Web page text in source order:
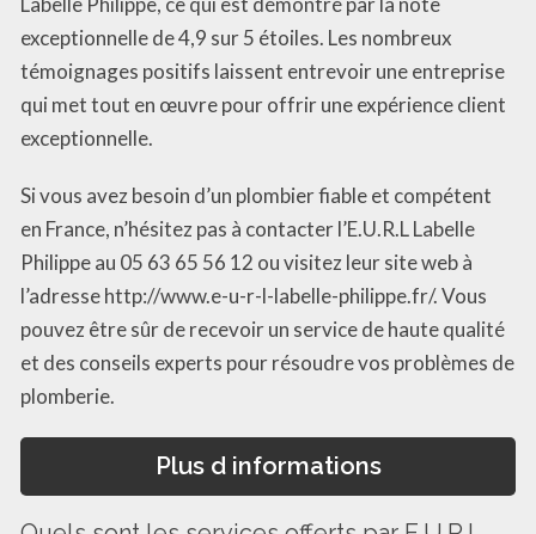
exceptionnelle de 4,9 sur 5 étoiles. Les nombreux
témoignages positifs laissent entrevoir une entreprise
qui met tout en œuvre pour offrir une expérience client
exceptionnelle.
Si vous avez besoin d’un plombier fiable et compétent
en France, n’hésitez pas à contacter l’E.U.R.L Labelle
Philippe au 05 63 65 56 12 ou visitez leur site web à
l’adresse http://www.e-u-r-l-labelle-philippe.fr/. Vous
pouvez être sûr de recevoir un service de haute qualité
et des conseils experts pour résoudre vos problèmes de
plomberie.
Plus d informations